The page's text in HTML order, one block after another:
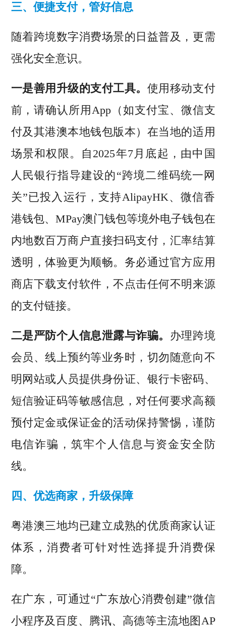
三、便捷支付，管好信息
随着跨境数字消费场景的日益普及，更需
强化安全意识。
一是善用升级的支付工具。 使用移动支付
前，请确认所用App（如支付宝、微信支
付及其港澳本地钱包版本）在当地的适用
场景和权限。自2025年7月底起，由中国
人民银行指导建设的“跨境二维码统一网
关”已投入运行，支持AlipayHK、微信香
港钱包、MPay澳门钱包等境外电子钱包在
内地数百万商户直接扫码支付，汇率结算
透明，体验更为顺畅。务必通过官方应用
商店下载支付软件，不点击任何不明来源
的支付链接。
二是严防个人信息泄露与诈骗。 办理跨境
会员、线上预约等业务时，切勿随意向不
明网站或人员提供身份证、银行卡密码、
短信验证码等敏感信息，对任何要求高额
预付定金或保证金的活动保持警惕，谨防
电信诈骗，筑牢个人信息与资金安全防
线。
四、优选商家，升级保障
粤港澳三地均已建立成熟的优质商家认证
体系，消费者可针对性选择提升消费保
障。
在广东 ， 可通过“广东放心消费创建”微信
小程序及百度、腾讯、高德等主流地图AP